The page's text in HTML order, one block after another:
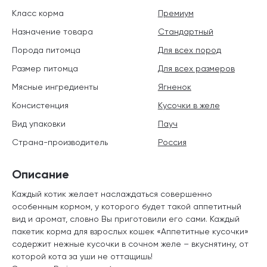
Описание
Каждый котик желает наслаждаться совершенно
особенным кормом, у которого будет такой аппетитный
вид и аромат, словно Вы приготовили его сами. Каждый
пакетик корма для взрослых кошек «Аппетитные кусочки»
содержит нежные кусочки в сочном желе – вкуснятину, от
которой кота за уши не оттащишь!
Класс корма
Премиум
Назначение товара
Стандартный
Порода питомца
Для всех пород
Размер питомца
Для всех размеров
Мясные ингредиенты
Ягненок
Консистенция
Кусочки в желе
Вид упаковки
Пауч
Страна-производитель
Россия